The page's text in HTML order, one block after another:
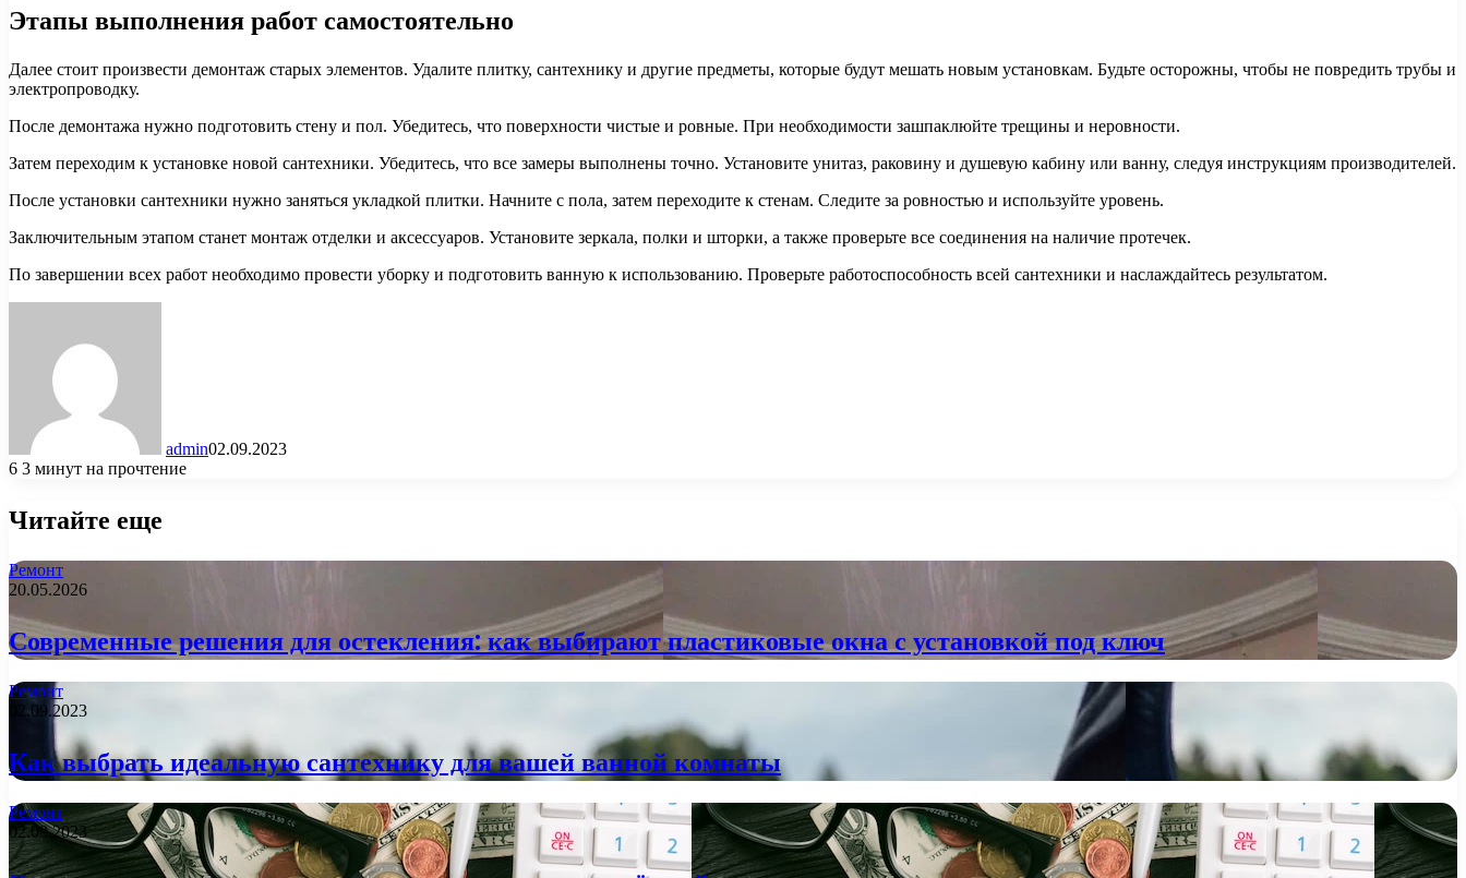
Этапы выполнения работ самостоятельно
Далее стоит произвести демонтаж старых элементов. Удалите плитку, сантехнику и другие предметы, которые будут мешать новым установкам. Будьте осторожны, чтобы не повредить трубы и
электропроводку.
После демонтажа нужно подготовить стену и пол. Убедитесь, что поверхности чистые и ровные. При необходимости зашпаклюйте трещины и неровности.
Затем переходим к установке новой сантехники. Убедитесь, что все замеры выполнены точно. Установите унитаз, раковину и душевую кабину или ванну, следуя инструкциям производителей.
После установки сантехники нужно заняться укладкой плитки. Начните с пола, затем переходите к стенам. Следите за ровностью и используйте уровень.
Заключительным этапом станет монтаж отделки и аксессуаров. Установите зеркала, полки и шторки, а также проверьте все соединения на наличие протечек.
По завершении всех работ необходимо провести уборку и подготовить ванную к использованию. Проверьте работоспособность всей сантехники и наслаждайтесь результатом.
admin02.09.2023
6 3 минут на прочтение
Читайте еще
Ремонт
20.05.2026
Современные решения для остекления: как выбирают пластиковые окна с установкой под ключ
Ремонт
02.09.2023
Как выбрать идеальную сантехнику для вашей ванной комнаты
Ремонт
02.09.2023